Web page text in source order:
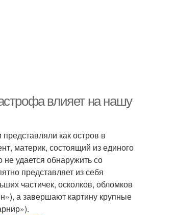
влияет на нашу
как остров в
материк, состоящий из единого
удается обнаружить со
представляет из себя
частичек, осколков, обломков
а завершают картину крупные